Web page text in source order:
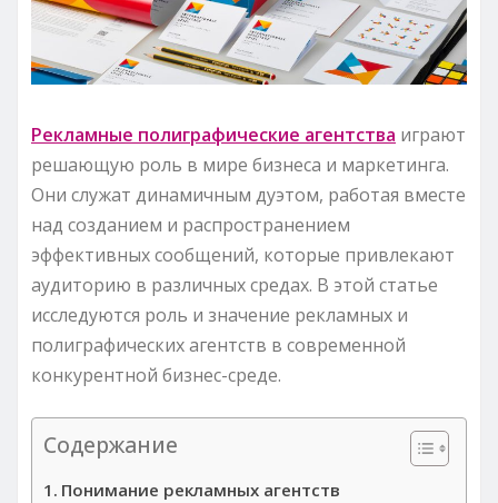
Рекламные полиграфические агентства играют
решающую роль в мире бизнеса и маркетинга.
Они служат динамичным дуэтом, работая вместе
над созданием и распространением
эффективных сообщений, которые привлекают
аудиторию в различных средах. В этой статье
исследуются роль и значение рекламных и
полиграфических агентств в современной
конкурентной бизнес-среде.
Содержание
Понимание рекламных агентств